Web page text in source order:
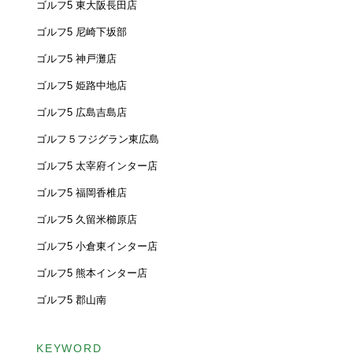
ゴルフ5 東大阪長田店
ゴルフ5 尼崎下坂部
ゴルフ5 神戸灘店
ゴルフ5 姫路中地店
ゴルフ5 広島吉島店
ゴルフ５フジグラン東広島
ゴルフ5 太宰府インター店
ゴルフ5 福岡香椎店
ゴルフ5 久留米櫛原店
ゴルフ5 小倉東インター店
ゴルフ5 熊本インター店
ゴルフ5 郡山南
KEYWORD